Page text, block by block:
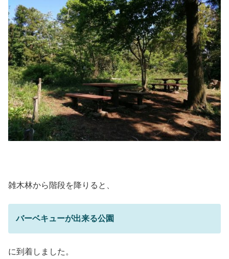
雑木林から階段を降りると、
バーベキューが出来る公園
に到着しました。